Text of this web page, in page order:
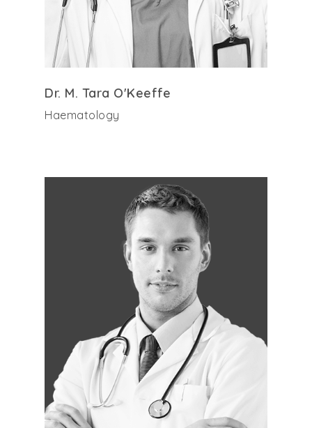
Dr. M. Tara O'Keeffe
Haematology